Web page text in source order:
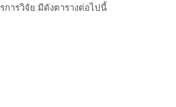
การวิจัย มีดังตารางต่อไปนี้